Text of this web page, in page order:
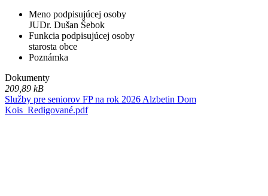
Meno podpisujúcej osoby
JUDr. Dušan Šebok
Funkcia podpisujúcej osoby
starosta obce
Poznámka
Dokumenty
209,89 kB
Služby pre seniorov FP na rok 2026 Alzbetin Dom
Kois_Redigované.pdf